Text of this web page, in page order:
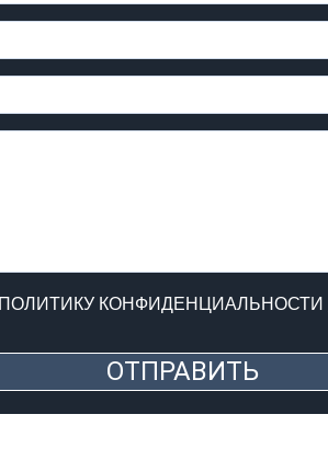
КОНФИДЕНЦИАЛЬНОСТИ
ОТПРАВИТЬ